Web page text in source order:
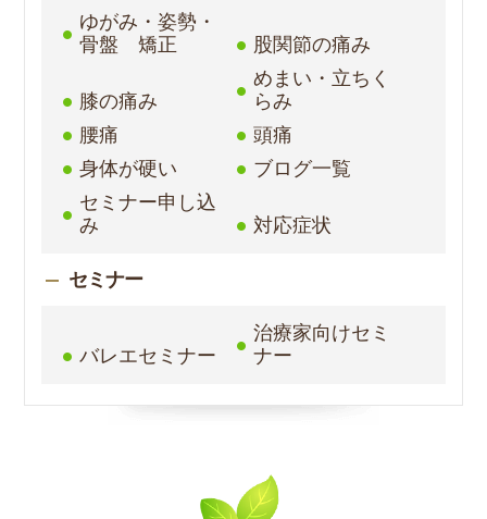
ゆがみ・姿勢・
骨盤 矯正
股関節の痛み
膝の痛み
めまい・立ちく
らみ
腰痛
頭痛
身体が硬い
ブログ一覧
セミナー申し込
み
対応症状
セミナー
バレエセミナー
治療家向けセミ
ナー